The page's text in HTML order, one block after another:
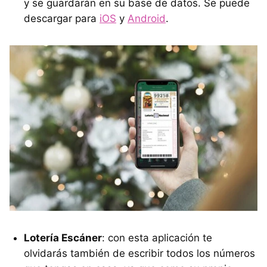
y se guardarán en su base de datos. Se puede
descargar para iOS y Android.
Lotería Escáner: con esta aplicación te
olvidarás también de escribir todos los números